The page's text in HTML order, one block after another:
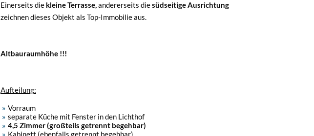
Einerseits diekleine Terrasse,andererseits diesüdseitige Ausrichtung
zeichnen dieses Objekt als Top-Immobilie aus.
Altbauraumhöhe !!!
Aufteilung:
Vorraum
separate Küche mit Fenster in den Lichthof
4,5 Zimmer (großteils getrennt begehbar)
Kabinett (ebenfalls getrennt begehbar)